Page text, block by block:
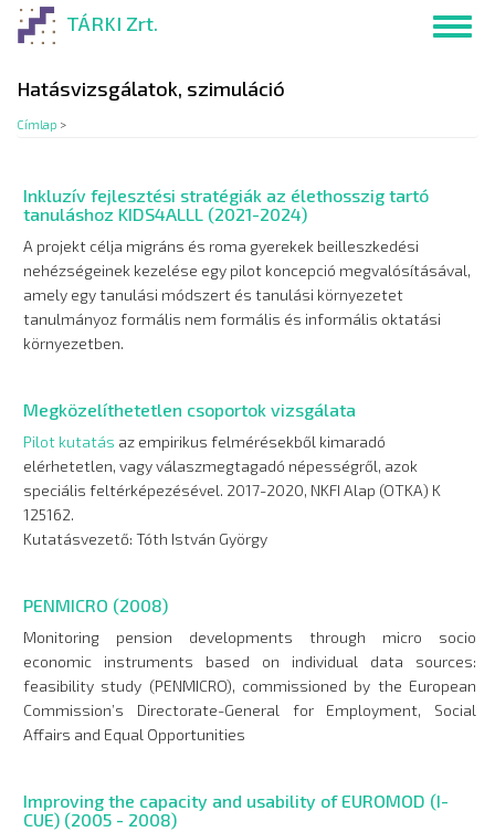
Ugrás
TÁRKI Zrt.
Hatásvizsgálatok, szimuláció
Címlap >
Inkluzív fejlesztési stratégiák az élethosszig tartó
tanuláshoz KIDS4ALLL (2021-2024)
A projekt célja migráns és roma gyerekek beilleszkedési
nehézségeinek kezelése egy pilot koncepció megvalósításával,
amely egy tanulási módszert és tanulási környezetet
tanulmányoz formális nem formális és informális oktatási
környezetben.
Megközelíthetetlen csoportok vizsgálata
Pilot kutatás az empirikus felmérésekből kimaradó
elérhetetlen, vagy válaszmegtagadó népességről, azok
speciális feltérképezésével. 2017-2020, NKFI Alap (OTKA) K
125162.
Kutatásvezető: Tóth István György
PENMICRO (2008)
Monitoring pension developments through micro socio
economic instruments based on individual data sources:
feasibility study (PENMICRO), commissioned by the European
Commission’s Directorate-General for Employment, Social
Affairs and Equal Opportunities
Improving the capacity and usability of EUROMOD (I-
CUE) (2005 - 2008)